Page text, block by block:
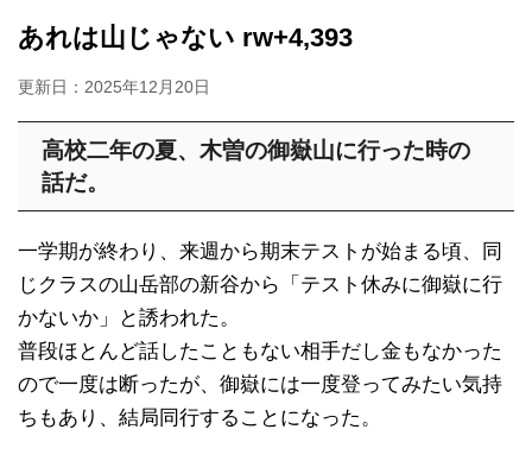
あれは山じゃない rw+4,393
更新日： 2025年12月20日
高校二年の夏、木曽の御嶽山に行った時の
話だ。
一学期が終わり、来週から期末テストが始まる頃、同
じクラスの山岳部の新谷から「テスト休みに御嶽に行
かないか」と誘われた。
普段ほとんど話したこともない相手だし金もなかった
ので一度は断ったが、御嶽には一度登ってみたい気持
ちもあり、結局同行することになった。